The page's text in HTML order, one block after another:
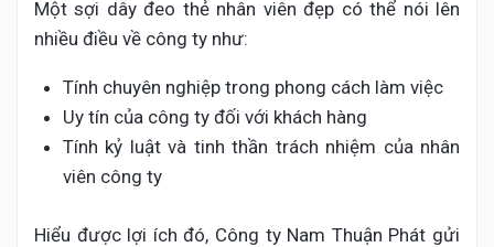
Một sợi dây đeo thẻ nhân viên đẹp có thể nói lên
nhiều điều về công ty như:
Tính chuyên nghiệp trong phong cách làm việc
Uy tín của công ty đối với khách hàng
Tính kỷ luật và tinh thần trách nhiệm của nhân
viên công ty
Hiểu được lợi ích đó, Công ty Nam Thuận Phát gửi